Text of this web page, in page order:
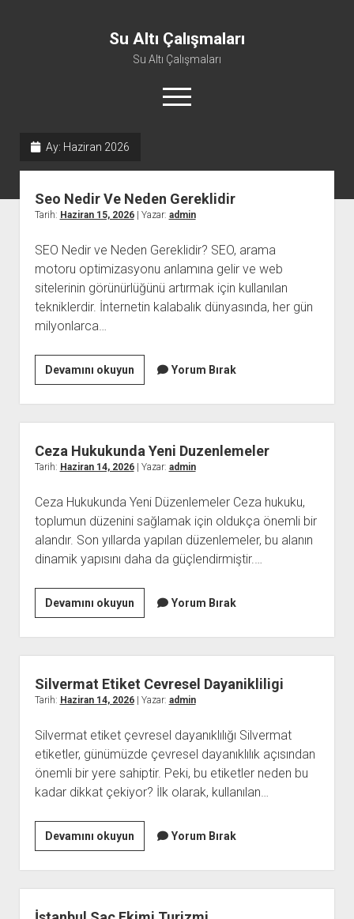
Su Altı Çalışmaları
Su Altı Çalışmaları
menüyü
aç
Ay: Haziran 2026
Seo Nedir Ve Neden Gereklidir
Tarih: Haziran 15, 2026| Yazar: admin
SEO Nedir ve Neden Gereklidir? SEO, arama
motoru optimizasyonu anlamına gelir ve web
sitelerinin görünürlüğünü artırmak için kullanılan
tekniklerdir. İnternetin kalabalık dünyasında, her gün
milyonlarca…
Devamını okuyunSeo
Nedir
Ve
Neden
Gereklidir
Yorum Bırak
Ceza Hukukunda Yeni Duzenlemeler
Tarih: Haziran 14, 2026| Yazar: admin
Ceza Hukukunda Yeni Düzenlemeler Ceza hukuku,
toplumun düzenini sağlamak için oldukça önemli bir
alandır. Son yıllarda yapılan düzenlemeler, bu alanın
dinamik yapısını daha da güçlendirmiştir.…
Devamını okuyunCeza
Hukukunda
Yeni
Duzenlemeler
Yorum Bırak
Silvermat Etiket Cevresel Dayanikliligi
Tarih: Haziran 14, 2026| Yazar: admin
Silvermat etiket çevresel dayanıklılığı Silvermat
etiketler, günümüzde çevresel dayanıklılık açısından
önemli bir yere sahiptir. Peki, bu etiketler neden bu
kadar dikkat çekiyor? İlk olarak, kullanılan…
Devamını okuyunSilvermat
Etiket
Cevresel
Dayanikliligi
Yorum Bırak